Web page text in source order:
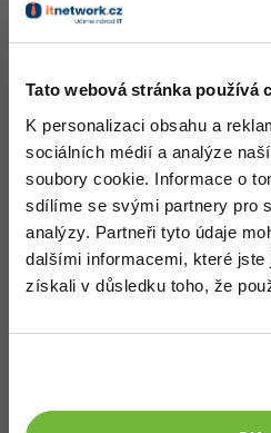
Tato webová stránka používá
K personalizaci obsahu a
sociálních médií a analýze
soubory cookie. Informace o
sdílíme se svými partnery pro
analýzy. Partneři tyto údaje
dalšími informacemi, které
získali v důsledku toho, že
WordPress specialista
SEO specialista
Umělá inteligence (AI)
Pro děti
Více
Fórum
Kurzy e-commerce
Testování softwaru
Dej si na stránku RSS feed a
zdarma a který ti podle RSS
Nahoru Odpovědět